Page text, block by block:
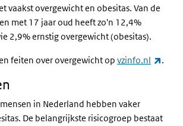
vaakst overgewicht en obesitas. Van de
met 17 jaar oud heeft zo'n 12,4%
2,9% ernstig overgewicht (obesitas).
feiten over overgewicht op vzinfo.nl (link
.
in Nederland hebben vaker
De belangrijkste risicogroep bestaat